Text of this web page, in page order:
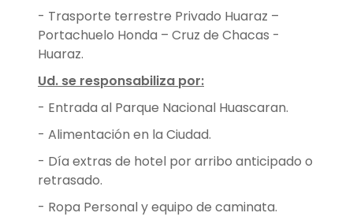
- Trasporte terrestre Privado Huaraz –
Portachuelo Honda – Cruz de Chacas -
Huaraz.
Ud. se responsabiliza por:
- Entrada al Parque Nacional Huascaran.
- Alimentación en la Ciudad.
- Día extras de hotel por arribo anticipado o
retrasado.
- Ropa Personal y equipo de caminata.